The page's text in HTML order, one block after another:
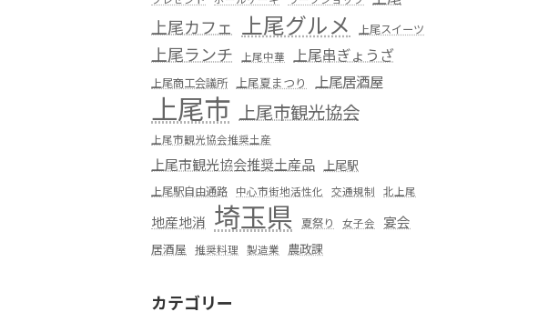
上尾カフェ 上尾グルメ 上尾スイーツ
上尾ランチ 上尾中華 上尾串ぎょうざ
上尾商工会議所 上尾夏まつり 上尾居酒屋
上尾市 上尾市観光協会
上尾市観光協会推奨土産
上尾市観光協会推奨土産品 上尾駅
上尾駅自由通路 中心市街地活性化 交通規制 北上尾
地産地消 埼玉県 夏祭り 女子会 宴会
居酒屋 推奨料理 製造業 農政課
カテゴリー